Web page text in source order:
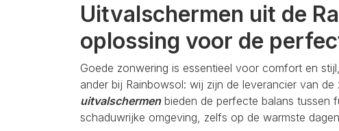
Uitvalschermen uit de
oplossing voor de
Goede zonwering is essentieel voor comfort en
ander bij Rainbowsol: wij zijn de leverancier van
uitvalschermenbieden de perfecte balans tussen
schaduwrijke omgeving, zelfs op de warmste